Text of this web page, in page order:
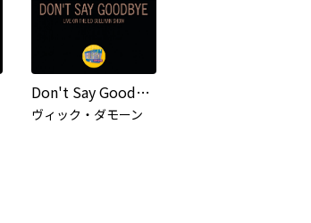
Don't Say Goodbye (Live On The Ed Sullivan Show, May 21, 1950)
ヴィック・ダモーン